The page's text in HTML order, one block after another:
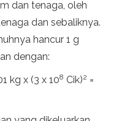
dan tenaga, oleh
dan sebaliknya.
hancur 1 g
dengan:
kg x (3 x 108 Cik)2 =